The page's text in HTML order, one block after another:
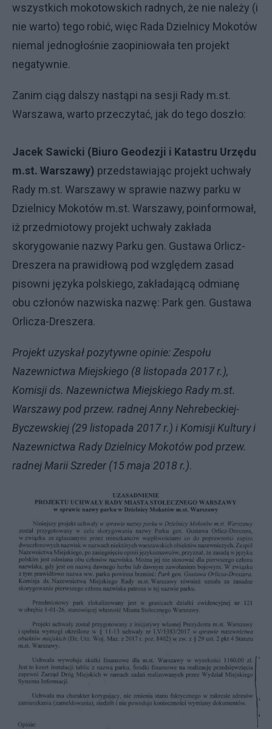
wszystkich mokotowskich radnych, że nie należy (i
nie warto) tego robić, więc Rada Dzielnicy Mokotów
niemal jednogłośnie zaopiniowała ten projekt
negatywnie.
Zanim ciąg dalszy nastąpi na sesji Rady m.st.
Warszawa, warto przeczytać, jak do tego doszło:
Jacek Sawicki (Biuro Geodezji i Katastru Urzędu
m.st. Warszawy) przedstawiając projekt uchwały
Rady m.st. Warszawy w sprawie nazwy parku w
Dzielnicy Mokotów m.st. Warszawy, poinformował,
iż przedmiotowy projekt uchwały zakłada
skorygowanie nazwy Parku gen. Gustawa Orlicz-
Dreszera na prawidłową pod względem zasad
pisowni języka polskiego, zakładającą odmianę
obu członów nazwiska nazwę: Park gen. Gustawa
Orlicza-Dreszera.
Projekt uzyskał pozytywne opinie: Zespołu
Nazewnictwa Miejskiego (8 listopada 2017 r.),
Komisji ds. Nazewnictwa Miejskiego Rady m.st.
Warszawy pod przew. radnej Anny Nehrebeckiej-
Byczewskiej (29 listopada 2017 r.) i Komisji Kultury i
Nazewnictwa Rady Dzielnicy Mokotów pod przew.
radnej Marii Szreder (15 maja 2018 r.).